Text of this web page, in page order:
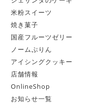
米粉スイーツ
焼き菓子
国産フルーツゼリー
ノームぷりん
アイシングクッキー
店舗情報
OnlineShop
お知らせ一覧